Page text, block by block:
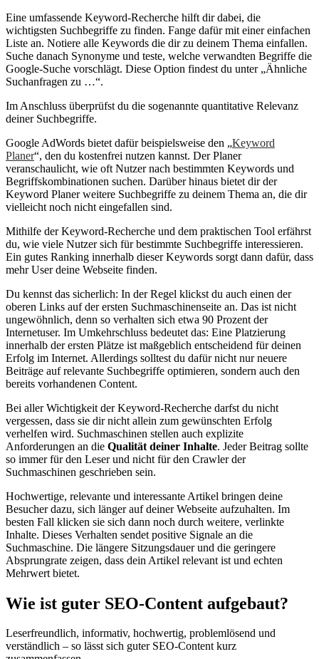
Eine umfassende Keyword-Recherche hilft dir dabei, die
wichtigsten Suchbegriffe zu finden. Fange dafür mit einer einfachen
Liste an. Notiere alle Keywords die dir zu deinem Thema einfallen.
Suche danach Synonyme und teste, welche verwandten Begriffe die
Google-Suche vorschlägt. Diese Option findest du unter „Ähnliche
Suchanfragen zu …“.
Im Anschluss überprüfst du die sogenannte quantitative Relevanz
deiner Suchbegriffe.
Google AdWords bietet dafür beispielsweise den „Keyword
Planer“, den du kostenfrei nutzen kannst. Der Planer
veranschaulicht, wie oft Nutzer nach bestimmten Keywords und
Begriffskombinationen suchen. Darüber hinaus bietet dir der
Keyword Planer weitere Suchbegriffe zu deinem Thema an, die dir
vielleicht noch nicht eingefallen sind.
Mithilfe der Keyword-Recherche und dem praktischen Tool erfährst
du, wie viele Nutzer sich für bestimmte Suchbegriffe interessieren.
Ein gutes Ranking innerhalb dieser Keywords sorgt dann dafür, dass
mehr User deine Webseite finden.
Du kennst das sicherlich: In der Regel klickst du auch einen der
oberen Links auf der ersten Suchmaschinenseite an. Das ist nicht
ungewöhnlich, denn so verhalten sich etwa 90 Prozent der
Internetuser. Im Umkehrschluss bedeutet das: Eine Platzierung
innerhalb der ersten Plätze ist maßgeblich entscheidend für deinen
Erfolg im Internet. Allerdings solltest du dafür nicht nur neuere
Beiträge auf relevante Suchbegriffe optimieren, sondern auch den
bereits vorhandenen Content.
Bei aller Wichtigkeit der Keyword-Recherche darfst du nicht
vergessen, dass sie dir nicht allein zum gewünschten Erfolg
verhelfen wird. Suchmaschinen stellen auch explizite
Anforderungen an die Qualität deiner Inhalte. Jeder Beitrag sollte
so immer für den Leser und nicht für den Crawler der
Suchmaschinen geschrieben sein.
Hochwertige, relevante und interessante Artikel bringen deine
Besucher dazu, sich länger auf deiner Webseite aufzuhalten. Im
besten Fall klicken sie sich dann noch durch weitere, verlinkte
Inhalte. Dieses Verhalten sendet positive Signale an die
Suchmaschine. Die längere Sitzungsdauer und die geringere
Absprungrate zeigen, dass dein Artikel relevant ist und echten
Mehrwert bietet.
Wie ist guter SEO-Content aufgebaut?
Leserfreundlich, informativ, hochwertig, problemlösend und
verständlich – so lässt sich guter SEO-Content kurz